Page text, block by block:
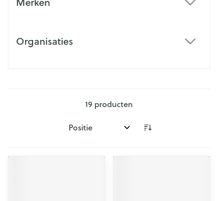
Organisaties
19 producten
Sorteer op: